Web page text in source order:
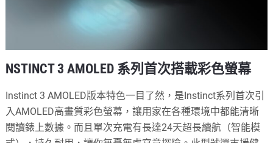
NSTINCT 3 AMOLED 系列首次搭載彩色螢幕
Instinct 3 AMOLED版本特色一目了然，是Instinct系列首次引
入AMOLED高畫質彩色螢幕，讓用家在各種環境中都能清晰
閱讀錶上數據。而且單次充電有長達24天超長續航（智能模